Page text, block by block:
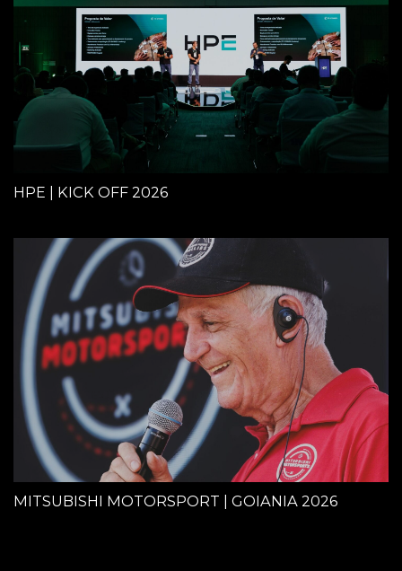
HPE | KICK OFF 2026
MITSUBISHI MOTORSPORT | GOIANIA 2026